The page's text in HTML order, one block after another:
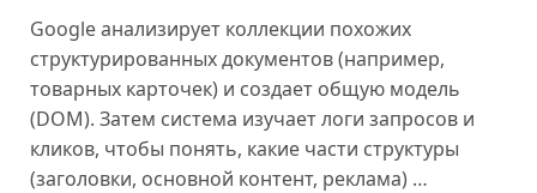
Google анализирует коллекции похожих
структурированных документов (например,
товарных карточек) и создает общую модель
(DOM). Затем система изучает логи запросов и
кликов, чтобы понять, какие части структуры
(заголовки, основной контент, реклама) …